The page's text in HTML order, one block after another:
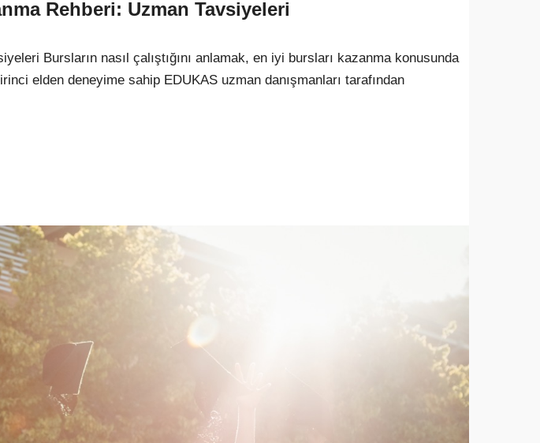
Rehberi: Uzman Tavsiyeleri
Bursların nasıl çalıştığını anlamak, en iyi bursları kazanma konusunda
elden deneyime sahip EDUKAS uzman danışmanları tarafından